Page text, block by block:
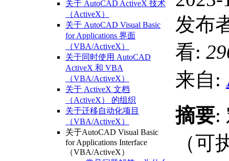
关于 AutoCAD ActiveX 技术
（ActiveX）
关于 AutoCAD Visual Basic
for Applications 界面
（VBA/ActiveX）
关于同时使用 AutoCAD
ActiveX 和 VBA
（VBA/ActiveX）
关于 ActiveX 文档
（ActiveX） 的组织
关于迁移自动化项目
（VBA/ActiveX）
关于AutoCAD Visual Basic
for Applications Interface
（VBA/ActiveX）
发布
看:
来自:
摘要:
（可